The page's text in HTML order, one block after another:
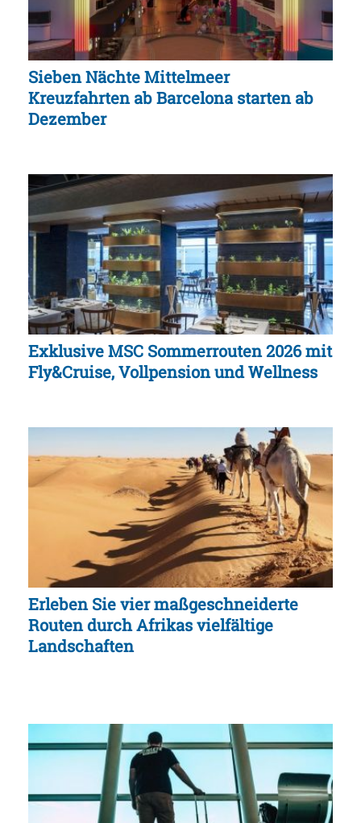
Sieben Nächte Mittelmeer
Kreuzfahrten ab Barcelona starten ab
Dezember
Exklusive MSC Sommerrouten 2026 mit
Fly&Cruise, Vollpension und Wellness
Erleben Sie vier maßgeschneiderte
Routen durch Afrikas vielfältige
Landschaften